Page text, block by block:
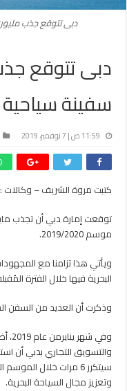
دبى تتوقع جذب مليون زائر و200 سفينة
سفينة سياحية
11:59 ص | 7 نوفمبر، 2019
كتبت مروة الشريف – وكالات :
موسم 2019/2020.
ويأتي هذا تزامنا مع
البحرية فيها خلال الفترة
وذكرت أن العديد من السفن
وفي
سيتكرر 6 مرات خلال
وتعزيز مجال السياحة البحرية.